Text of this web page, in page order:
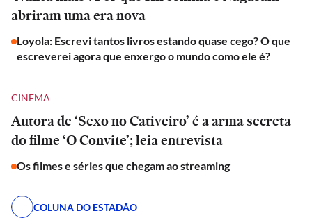
abriram uma era nova
Loyola: Escrevi tantos livros estando quase cego? O que
escreverei agora que enxergo o mundo como ele é?
CINEMA
Autora de ‘Sexo no Cativeiro’ é a arma secreta
do filme ‘O Convite’; leia entrevista
Os filmes e séries que chegam ao streaming
COLUNA DO ESTADÃO